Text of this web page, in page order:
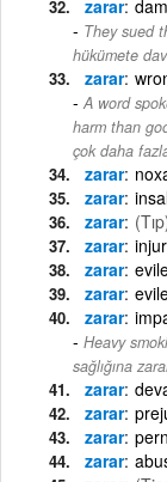
zarar
They sued
hükümete
zarar
A word
harm than
çok daha
zarar
zarar
zarar
zarar
zarar
zarar
zarar
Heavy
sağlığına
zarar
zarar
zarar
zarar